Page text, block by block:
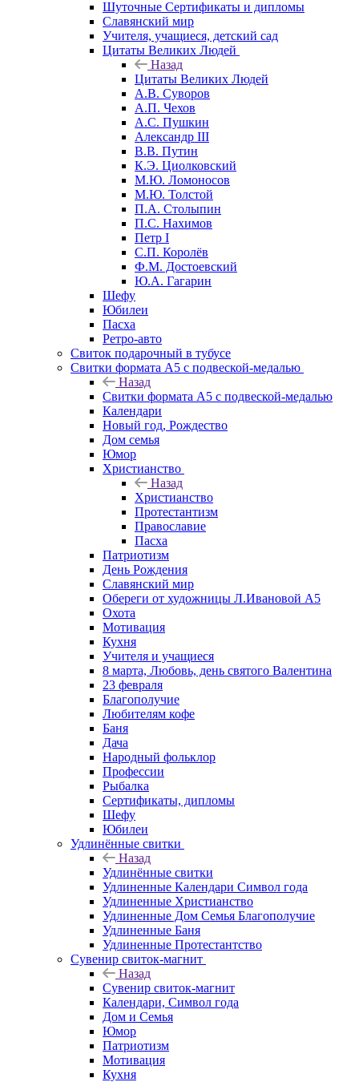
Шуточные Сертификаты и дипломы
Славянский мир
Учителя, учащиеся, детский сад
Цитаты Великих Людей
Назад
Цитаты Великих Людей
А.В. Суворов
А.П. Чехов
А.С. Пушкин
Александр III
В.В. Путин
К.Э. Циолковский
М.Ю. Ломоносов
М.Ю. Толстой
П.А. Столыпин
П.С. Нахимов
Петр I
С.П. Королёв
Ф.М. Достоевский
Ю.А. Гагарин
Шефу
Юбилеи
Пасха
Ретро-авто
Свиток подарочный в тубусе
Свитки формата А5 с подвеской-медалью
Назад
Свитки формата А5 с подвеской-медалью
Календари
Новый год, Рождество
Дом семья
Юмор
Христианство
Назад
Христианство
Протестантизм
Православие
Пасха
Патриотизм
День Рождения
Славянский мир
Обереги от художницы Л.Ивановой А5
Охота
Мотивация
Кухня
Учителя и учащиеся
8 марта, Любовь, день святого Валентина
23 февраля
Благополучие
Любителям кофе
Баня
Дача
Народный фольклор
Профессии
Рыбалка
Сертификаты, дипломы
Шефу
Юбилеи
Удлинённые свитки
Назад
Удлинённые свитки
Удлиненные Календари Символ года
Удлиненные Христианство
Удлиненные Дом Семья Благополучие
Удлиненные Баня
Удлиненные Протестантство
Сувенир свиток-магнит
Назад
Сувенир свиток-магнит
Календари, Символ года
Дом и Семья
Юмор
Патриотизм
Мотивация
Кухня